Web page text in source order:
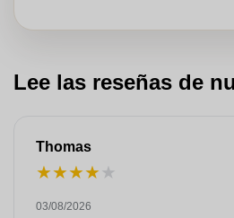
Lee las reseñas de
Thomas
★★★★★
03/08/2026